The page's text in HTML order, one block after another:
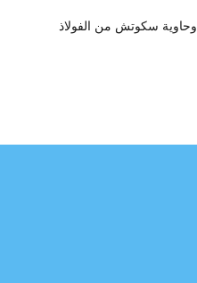
سكوتش من الفولاذ